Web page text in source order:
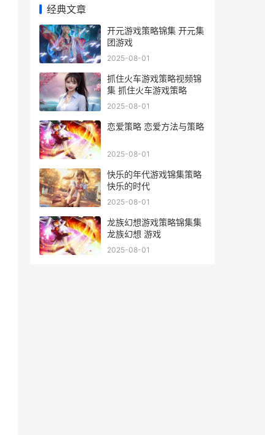
经典文章
开元游戏策略锦集 开元集
团游戏
2025-08-01
抓住火车游戏策略视频锦
集 抓住火车游戏策略
2025-08-01
恋爱策略 恋爱方法与策略
2025-08-01
快乐的年代游戏锦集策略
快乐的时代
2025-08-01
龙族幻想游戏策略锦集集
龙族幻想 游戏
2025-08-01